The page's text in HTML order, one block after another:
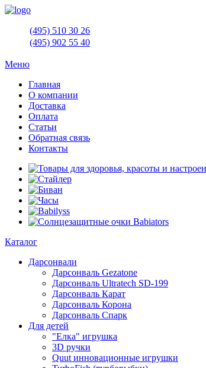
(495) 510 30 26
(495) 902 55 40
Меню
Главная
О компании
Доставка
Оплата
Статьи
Обратная связь
Контакты
Каталог
Дарсонвали
Дарсонваль Gezatone
Дарсонваль Ultratech SD-199
Дарсонваль Карат
Дарсонваль Корона
Дарсонваль Спарк
Для детей
"Елка" игрушка
3D ручки
Quut инновационные игрушки